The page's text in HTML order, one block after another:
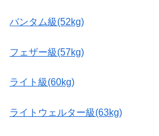
バンタム級(52kg)
フェザー級(57kg)
ライト級(60kg)
ライトウェルター級(63kg)